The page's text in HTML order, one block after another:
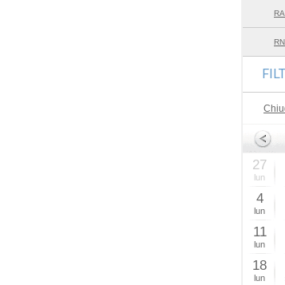
27
lun
4
lun
11
lun
18
lun